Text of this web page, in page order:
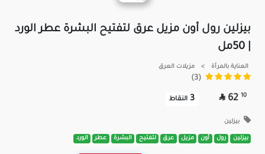
بيزلين رول أون مزيل عرق لتفتيح البشرة عطر الورد
العناية بالمرأة > مزيلات العرق
(3)
10
62

3 النقاط
بيزلين
بيزلين رول أون مزيل عرق لتفتيح البشرة عطر الورد